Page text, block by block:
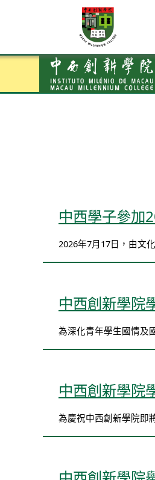
中西學子參加
2026年7月17日，由文
中西創新學院
為深化青年學生國情及
中西創新學院
為慶祝中西創新學院即